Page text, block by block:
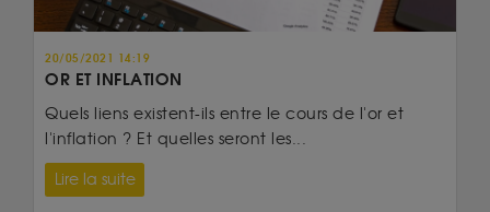
20/05/2021 14:19
OR ET INFLATION
Quels liens existent-ils entre le cours de l'or et
l'inflation ? Et quelles seront les...
Lire la suite